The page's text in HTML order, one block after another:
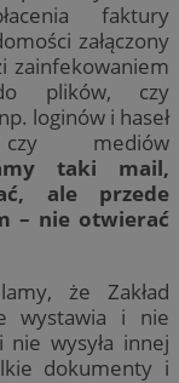
faktury
załączony
zainfekowaniem
plików, czy
loginów i haseł
czy mediów
taki mail,
ale przede
– nie otwierać
że Zakład
wystawia i nie
wysyła innej
dokumenty i